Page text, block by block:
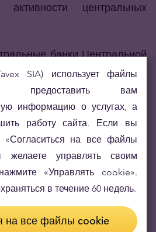
центральных
банки Центральной
рассматривают формы
пандемия COVID-19 по-
основным фактором,
принятию решения о
резервов.
реакция денежно-
привела к резкому
SIA) использует файлы
предоставить вам
информацию о услугах, а
работу сайта. Если вы
«Согласиться на все файлы
управлять своим
«Управлять cookie».
в течение 60 недель.
на все файлы cookie